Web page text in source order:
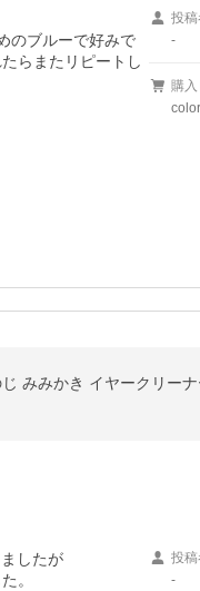
のブルーで好みで
らまたリピートし
投稿
-
購
みみかき イヤークリーナ
したが
。
投稿
-